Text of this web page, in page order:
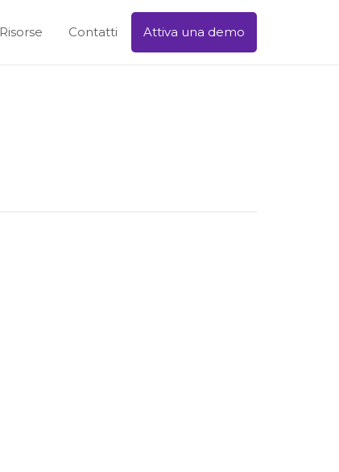
Risorse Contatti Attiva una demo